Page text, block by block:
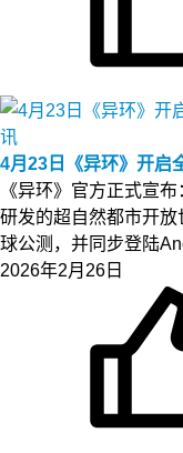
讯
4月23日《异环》开启
《异环》官方正式宣
研发的超自然都市开
球公测，并同步登陆
2026年2月26日